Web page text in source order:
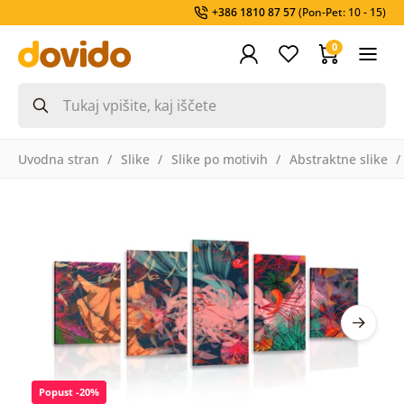
+386 1810 87 57(Pon-Pet: 10 - 15)
0
Uvodna stran Slike Slike po motivih Abstraktne slike
Popust -20%